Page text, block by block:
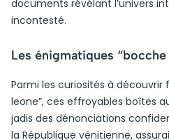
documents révélant l’univers
incontesté.
Les énigmatiques
Parmi les curiosités à découvrir
leone”, ces effroyables boîtes
jadis des dénonciations
la République vénitienne,